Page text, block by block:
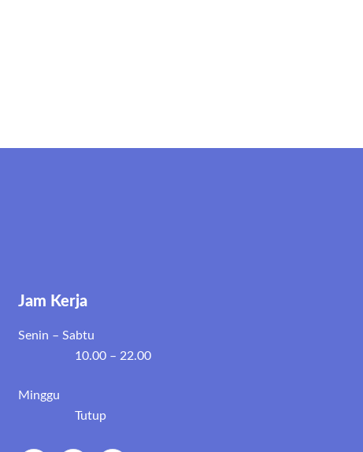
Jam Kerja
Senin – Sabtu
10.00 – 22.00
Minggu
Tutup